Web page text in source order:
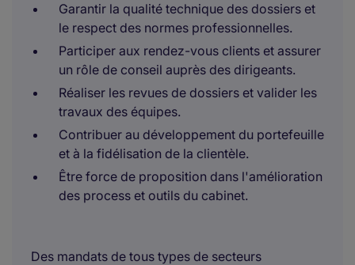
Garantir la qualité technique des dossiers et
le respect des normes professionnelles.
Participer aux rendez-vous clients et assurer
un rôle de conseil auprès des dirigeants.
Réaliser les revues de dossiers et valider les
travaux des équipes.
Contribuer au développement du portefeuille
et à la fidélisation de la clientèle.
Être force de proposition dans l'amélioration
des process et outils du cabinet.
Des mandats de tous types de secteurs